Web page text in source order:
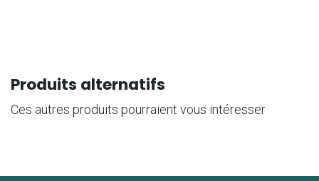
Produits alternatifs
Ces autres produits pourraient vous intéresser